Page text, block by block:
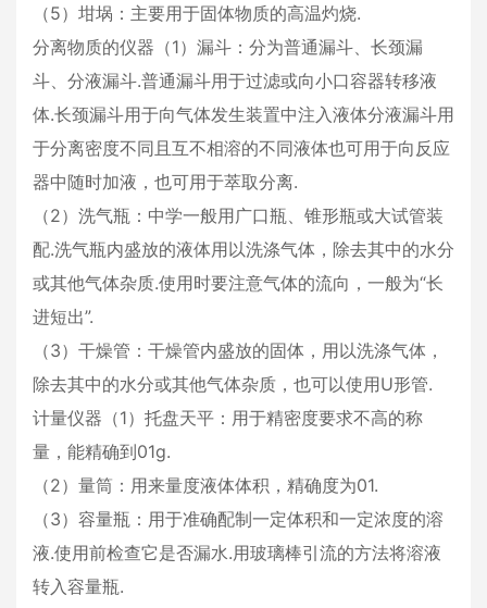
（5）坩埚：主要用于固体物质的高温灼烧.
分离物质的仪器（1）漏斗：分为普通漏斗、长颈漏
斗、分液漏斗.普通漏斗用于过滤或向小口容器转移液
体.长颈漏斗用于向气体发生装置中注入液体分液漏斗用
于分离密度不同且互不相溶的不同液体也可用于向反应
器中随时加液，也可用于萃取分离.
（2）洗气瓶：中学一般用广口瓶、锥形瓶或大试管装
配.洗气瓶内盛放的液体用以洗涤气体，除去其中的水分
或其他气体杂质.使用时要注意气体的流向，一般为“长
进短出”.
（3）干燥管：干燥管内盛放的固体，用以洗涤气体，
除去其中的水分或其他气体杂质，也可以使用U形管.
计量仪器（1）托盘天平：用于精密度要求不高的称
量，能精确到01g.
（2）量筒：用来量度液体体积，精确度为01.
（3）容量瓶：用于准确配制一定体积和一定浓度的溶
液.使用前检查它是否漏水.用玻璃棒引流的方法将溶液
转入容量瓶.